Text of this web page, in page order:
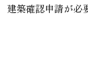
建築確認申請が必